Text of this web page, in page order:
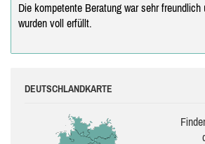
Die kompetente Beratung war sehr
wurden voll erfüllt.
DEUTSCHLANDKARTE